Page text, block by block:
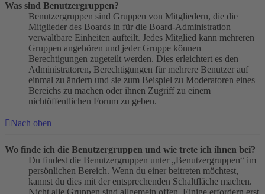
Was sind Benutzergruppen?
Benutzergruppen sind Gruppen von Mitgliedern, die die
Mitglieder des Boards in für die Board-Administration
verwaltbare Einheiten aufteilt. Jedes Mitglied kann mehreren
Gruppen angehören und jeder Gruppe können
Berechtigungen zugeteilt werden. Dies erleichtert es den
Administratoren, Berechtigungen für mehrere Benutzer auf
einmal zu ändern und sie zum Beispiel zu Moderatoren eines
Bereichs zu machen oder ihnen Zugriff zu einem
nichtöffentlichen Forum zu geben.
Nach oben
Wo finde ich die Benutzergruppen und wie trete ich ihnen bei?
Du findest die Benutzergruppen unter „Benutzergruppen“ im
persönlichen Bereich. Wenn du einer beitreten möchtest,
kannst du dies mit der entsprechenden Schaltfläche machen.